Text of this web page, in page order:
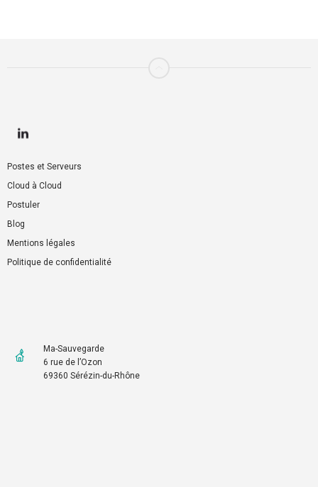
Postes et Serveurs
Cloud à Cloud
Postuler
Blog
Mentions légales
Politique de confidentialité
Ma-Sauvegarde
6 rue de l’Ozon
69360 Sérézin-du-Rhône